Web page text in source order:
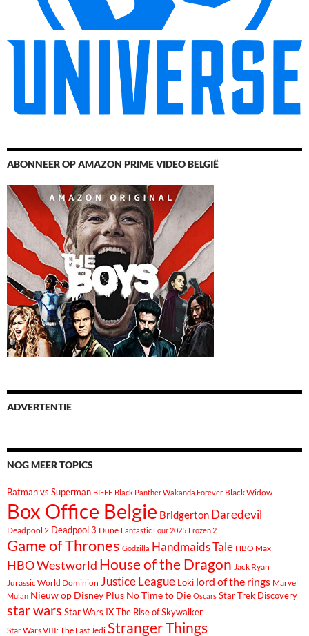
ABONNEER OP AMAZON PRIME VIDEO BELGIË
ADVERTENTIE
NOG MEER TOPICS
Batman vs Superman BIFFF Black Panther Wakanda Forever Black Widow
Box Office Belgie Bridgerton Daredevil
Deadpool 2 Deadpool 3 Dune Fantastic Four 2025 Frozen 2
Game of Thrones Godzilla Handmaids Tale HBO Max
HBO Westworld House of the Dragon Jack Ryan
Jurassic World Dominion Justice League Loki lord of the rings Marvel
Mulan Nieuw op Disney Plus No Time to Die Oscars Star Trek Discovery
star wars Star Wars IX The Rise of Skywalker
Star Wars VIII: The Last Jedi Stranger Things